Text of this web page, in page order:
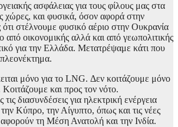
ασφάλειας για τους φίλους μας στα
χώρες, και φυσικά, όσον αφορά στην
στέλνουμε φυσικό αέριο στην Ουκρανία
από οικονομικής αλλά και από γεωπολιτικής
για την Ελλάδα. Μετατρέψαμε κάτι που
μόνο για το LNG. Δεν κοιτάζουμε μόνο
και προς τον νότο.
διασυνδέσεις για ηλεκτρική ενέργεια
Κύπρο, την Αίγυπτο, όπως και τις νέες
τη Μέση Ανατολή και την Ινδία.